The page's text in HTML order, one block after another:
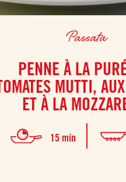
Passata
PENNE À LA
MUTTI,
ET À LA
15 min